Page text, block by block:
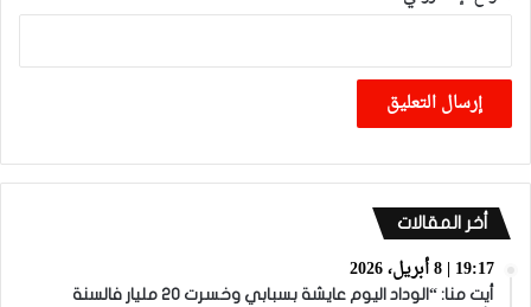
أخر المقالات
19:17 | 8 أبريل، 2026
أيت منا: “الوداد اليوم عايشة بسبابي وخسرت 20 مليار فالسنة